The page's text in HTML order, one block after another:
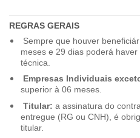
REGRAS GERAIS
Sempre que houver
meses e 29 dias poderá
técnica.
Empresas Individuais
superior à 06 meses.
Titular: a assinatura do
entregue (RG ou CNH), é
titular.